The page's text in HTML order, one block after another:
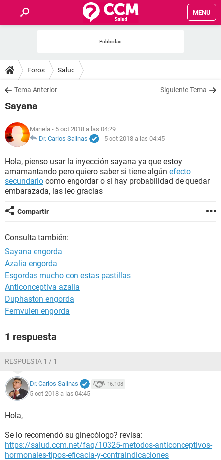
MENU
FOROS
SALUD
FAMILIA
NUTRICIÓN
BIENESTAR
SEXUALIDAD
GLOSARIO
Foros Salud
Tema Anterior Siguiente Tema
Sayana
Mariela - 5 oct 2018 a las 04:29
Dr. Carlos Salinas
- 5 oct 2018 a las 04:45
Hola, pienso usar la inyección sayana ya que estoy
amamantando pero quiero saber si tiene algún efecto
secundario como engordar o si hay probabilidad de quedar
embarazada, las leo gracias
Compartir
Consulta también:
Sayana engorda
Azalia engorda
Esgordas mucho con estas pastillas
Anticonceptiva azalia
Duphaston engorda
Femvulen engorda
1 respuesta
RESPUESTA 1 / 1
Dr. Carlos Salinas 16.108
5 oct 2018 a las 04:45
Hola,
Se lo recomendó su ginecólogo? revisa:
https://salud.ccm.net/faq/10325-metodos-anticonceptivos-
hormonales-tipos-eficacia-y-contraindicaciones